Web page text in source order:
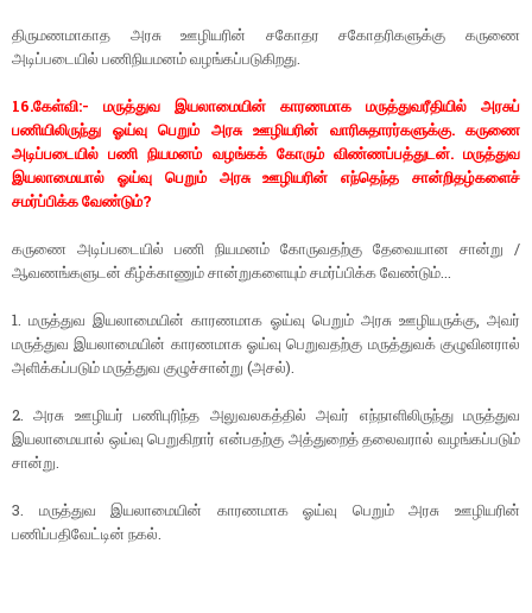
திருமணமாகாத அரசு ஊழியரின் சகோதர சகோதரிகளுக்கு கருணை
அடிப்படையில் பணிநியமனம் வழங்கப்படுகிறது.
16.கேள்வி:- மருத்துவ இயலாமையின் காரணமாக மருத்துவரீதியில் அரசுப்
பணியிலிருந்து ஓய்வு பெறும் அரசு ஊழியரின் வாரிசுதாரர்களுக்கு. கருணை
அடிப்படையில் பணி நியமனம் வழங்கக் கோரும் விண்ணப்பத்துடன். மருத்துவ
இயலாமையால் ஓய்வு பெறும் அரசு ஊழியரின் எந்தெந்த சான்றிதழ்களைச்
சமர்ப்பிக்க வேண்டும்?
கருணை அடிப்படையில் பணி நியமனம் கோருவதற்கு தேவையான சான்று /
ஆவணங்களுடன் கீழ்க்காணும் சான்றுகளையும் சமர்ப்பிக்க வேண்டும்...
1. மருத்துவ இயலாமையின் காரணமாக ஓய்வு பெறும் அரசு ஊழியருக்கு, அவர்
மருத்துவ இயலாமையின் காரணமாக ஓய்வு பெறுவதற்கு மருத்துவக் குழுவினரால்
அளிக்கப்படும் மருத்துவ குழுச்சான்று (அசல்).
2. அரசு ஊழியர் பணிபுரிந்த அலுவலகத்தில் அவர் எந்நாளிலிருந்து மருத்துவ
இயலாமையால் ஒய்வு பெறுகிறார் என்பதற்கு அத்துறைத் தலைவரால் வழங்கப்படும்
சான்று.
3. மருத்துவ இயலாமையின் காரணமாக ஓய்வு பெறும் அரசு ஊழியரின்
பணிப்பதிவேட்டின் நகல்.